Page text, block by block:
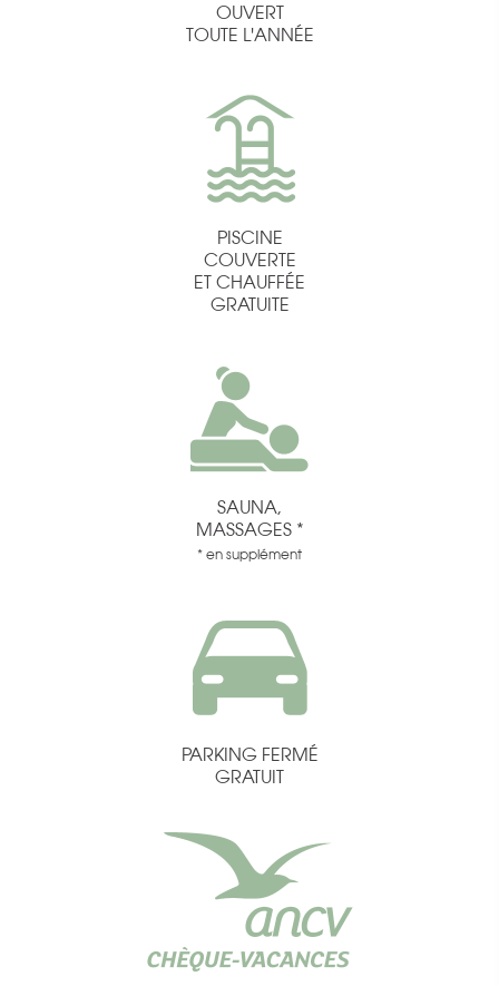
OUVERT
TOUTE L'ANNÉE
PISCINE
COUVERTE
ET CHAUFFÉE
GRATUITE
SAUNA,
MASSAGES *
* en supplément
PARKING FERMÉ
GRATUIT